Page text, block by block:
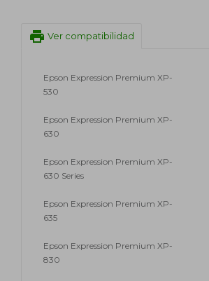
print Ver compatibilidad
Epson Expression Premium XP-
530
Epson Expression Premium XP-
630
Epson Expression Premium XP-
630 Series
Epson Expression Premium XP-
635
Epson Expression Premium XP-
830